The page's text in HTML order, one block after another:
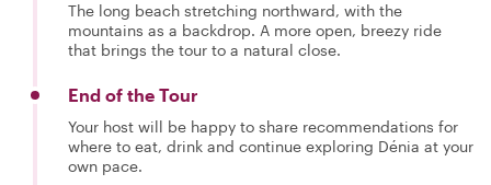
The long beach stretching northward, with the
mountains as a backdrop. A more open, breezy ride
that brings the tour to a natural close.
End of the Tour
Your host will be happy to share recommendations for
where to eat, drink and continue exploring Dénia at your
own pace.